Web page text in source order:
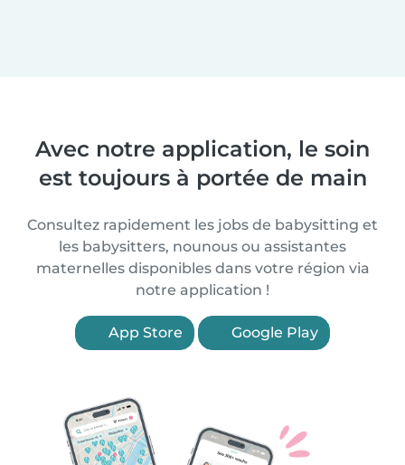
Avec notre application, le soin
est toujours à portée de main
Consultez rapidement les jobs de babysitting et
les babysitters, nounous ou assistantes
maternelles disponibles dans votre région via
notre application !
App Store Google Play